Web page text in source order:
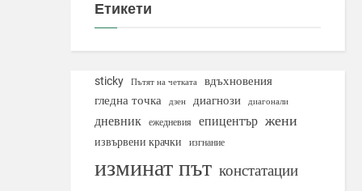
Етикети
sticky Пътят на четката
вдъхновения
гледна точка
дзен диагнози диагонали
дневник ежедневия епицентър жени
извървени крачки изгнание
изминат път констатации